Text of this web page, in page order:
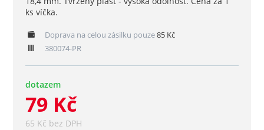
ks víčka.
Doprava na celou zásilku pouze85 Kč
380074-PR
dotazem
79 Kč
65 Kč bez DPH